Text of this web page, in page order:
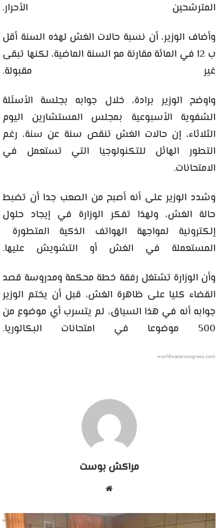
المترشحين الأحرار.
وأضاف الوزير، أن نسبة حالات الغش لهذه السنة أقل
ب 12 في المائة مقارنة مع السنة الماضية، لكنها تبقى
غير مقبولة.
واوضح الوزير برادة، خلال جوابه بجلسة الأسئلة
الشفوية الأسبوعية بمجلس المستشارين اليوم
الثلاثاء، إن حالات الغش تنقص سنة عن سنة، رغم
التطور الهائل للتكنولوجيا التي تستعمل في
الامتحانات.
وشدد الوزير على أنه أصبح من الصعب جدا أن تضبط
حالة الغش، ولهذا تفكر الوزارة في إيجاد حلول
إلكترونية لمواجهة الهواتف الذكية المتطورة
المستعملة في الغش أو التشويش عليها.
وأن الوزارة تشتغل رفقة خطة محكمة ومدروسة قصد
القضاء كليا على ظاهرة الغش، قبل أن يختم الوزير
جوابه أنه في هذا السياق، لم يتسرب أي موضوع من
500 موضوعا في امتحانات البكالوريا.
worldwatercongress.com
مراكش بوست